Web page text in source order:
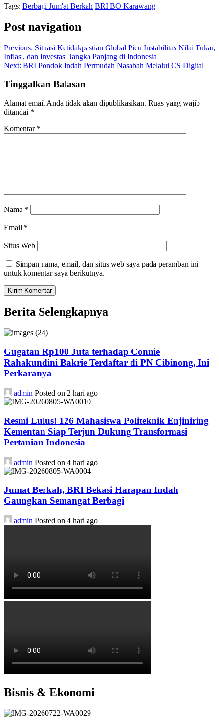
Tags: Berbagi Jum'at Berkah BRI BO Karawang
Post navigation
Previous: Situasi Ketidakpastian Global Picu Instabilitas Nilai Tukar,
Inflasi, dan Investasi Jangka Panjang di Indonesia
Next: BRI Pondok Indah Permudah Nasabah Melalui CS Digital
Tinggalkan Balasan
Alamat email Anda tidak akan dipublikasikan. Ruas yang wajib
ditandai *
Komentar *
Nama *
Email *
Situs Web
Simpan nama, email, dan situs web saya pada peramban ini
untuk komentar saya berikutnya.
Berita Selengkapnya
Gugatan Rp100 Juta terhadap Connie
Rahakundini Bakrie Terdaftar di PN Cibinong, Ini
Perkaranya
admin Posted on 2 hari ago
Resmi Lulus! 126 Mahasiswa Politeknik Enjiniring
Kementan Siap Terjun Dukung Transformasi
Pertanian Indonesia
admin Posted on 4 hari ago
Jumat Berkah, BRI Bekasi Harapan Indah
Gaungkan Semangat Berbagi
admin Posted on 4 hari ago
Bisnis & Ekonomi